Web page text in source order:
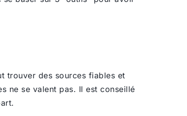
trouver des sources fiables et
ne se valent pas. Il est conseillé